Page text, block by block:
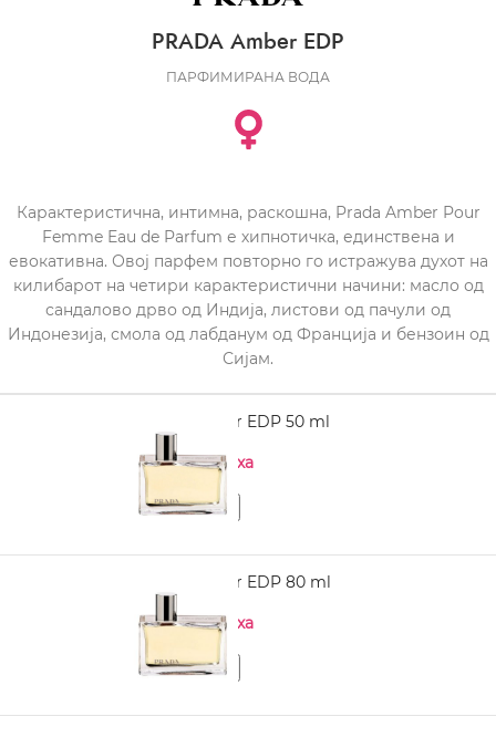
PRADA Amber EDP
ПАРФИМИРАНА ВОДА
Карактеристична, интимна, раскошна, Prada Amber Pour
Femme Eau de Parfum е хипнотичка, единствена и
евокативна. Овој парфем повторно го истражува духот на
килибарот на четири карактеристични начини: масло од
сандалово дрво од Индија, листови од пачули од
Индонезија, смола од лабданум од Франција и бензоин од
Сијам.
PRADA Amber EDP 50 ml
Нема на залиха
PRADA Amber EDP 80 ml
Нема на залиха